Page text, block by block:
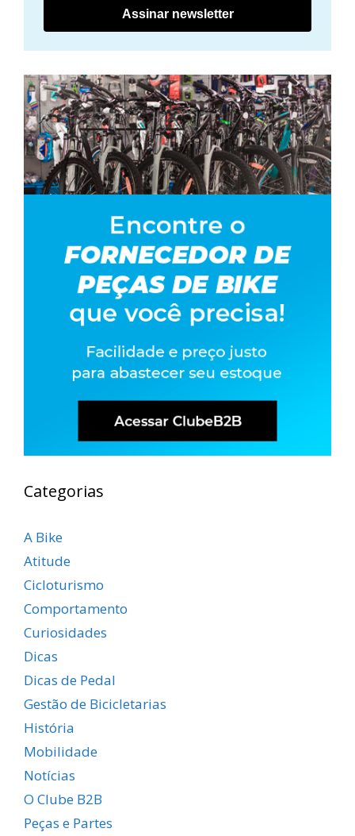
Assinar newsletter
Categorias
A Bike
Atitude
Cicloturismo
Comportamento
Curiosidades
Dicas
Dicas de Pedal
Gestão de Bicicletarias
História
Mobilidade
Notícias
O Clube B2B
Peças e Partes